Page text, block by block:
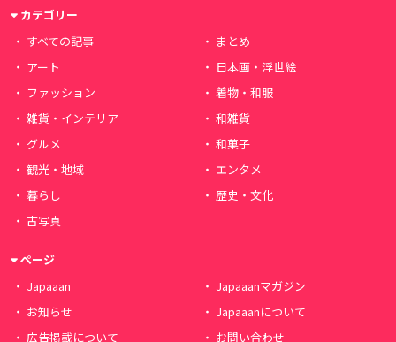
カテゴリー
すべての記事
まとめ
アート
日本画・浮世絵
ファッション
着物・和服
雑貨・インテリア
和雑貨
グルメ
和菓子
観光・地域
エンタメ
暮らし
歴史・文化
古写真
ページ
Japaaan
Japaaanマガジン
お知らせ
Japaaanについて
広告掲載について
お問い合わせ